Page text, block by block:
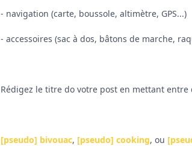
- navigation (carte, boussole, altimètre, GPS...)
- accessoires (sac à dos, bâtons de marche,
Rédigez le titre do votre post en mettant
[pseudo] bivouac, [pseudo] cooking, ou